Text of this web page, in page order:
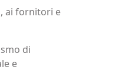
ai fornitori e
di
e